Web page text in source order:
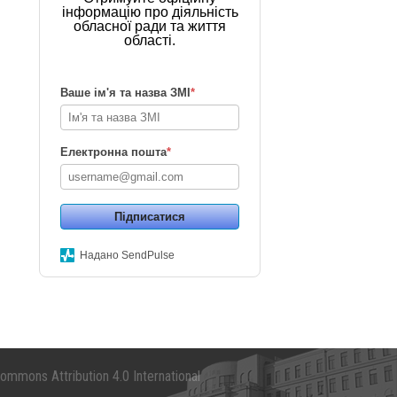
інформацію про діяльність
обласної ради та життя
області.
Ваше ім'я та назва ЗМІ*
Електронна пошта*
Підписатися
Надано SendPulse
Attribution 4.0 International